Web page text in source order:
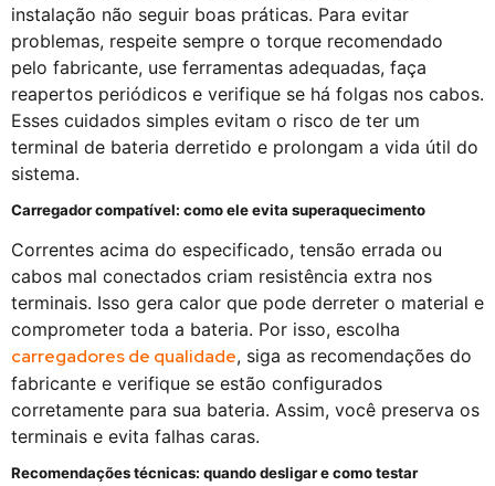
instalação não seguir boas práticas. Para evitar
problemas, respeite sempre o torque recomendado
pelo fabricante, use ferramentas adequadas, faça
reapertos periódicos e verifique se há folgas nos cabos.
Esses cuidados simples evitam o risco de ter um
terminal de bateria derretido e prolongam a vida útil do
sistema.
Carregador compatível: como ele evita superaquecimento
Correntes acima do especificado, tensão errada ou
cabos mal conectados criam resistência extra nos
terminais. Isso gera calor que pode derreter o material e
comprometer toda a bateria. Por isso, escolha
carregadores de qualidade, siga as recomendações do
fabricante e verifique se estão configurados
corretamente para sua bateria. Assim, você preserva os
terminais e evita falhas caras.
Recomendações técnicas: quando desligar e como testar